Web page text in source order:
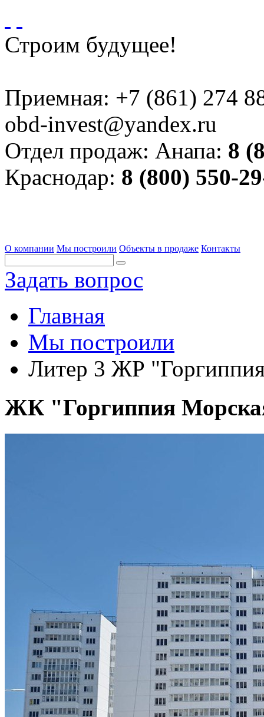
Строим будущее!
Приемная: +7 (861) 274
obd-invest@yandex.ru
Отдел продаж: Анапа: 8
Краснодар: 8 (800) 550-
О компании Мы построили Объекты в продаже Контакты
Задать вопрос
Главная
Мы построили
Литер 3 ЖР
ЖК "Горгиппия